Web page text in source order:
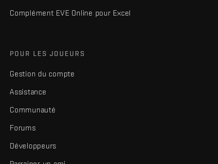
Complément EVE Online pour Excel
POUR LES JOUEURS
Gestion du compte
Assistance
Communauté
Forums
Développeurs